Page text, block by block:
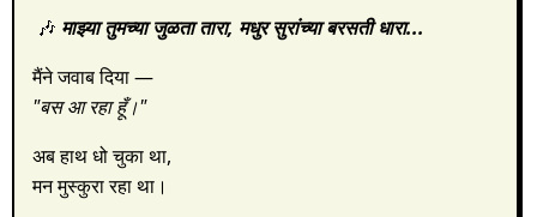
🎶 माझ्या तुमच्या जुळता तारा, मधुर सुरांच्या बरसती धारा...
मैंने जवाब दिया —
"बस आ रहा हूँ।"
अब हाथ धो चुका था,
मन मुस्कुरा रहा था।